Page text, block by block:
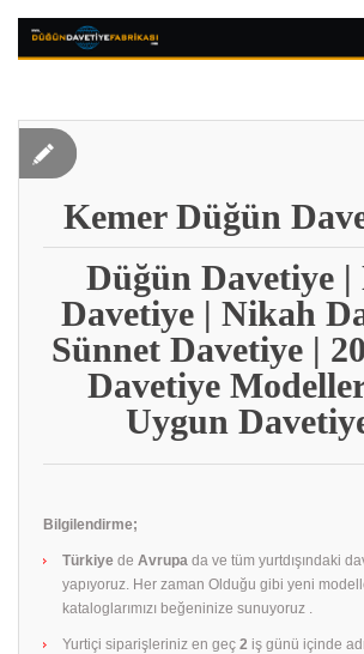
Kemer Düğün
Düğün Davetiye |
Davetiye | Nikah
Sünnet Davetiye |
Davetiye
Uygun
Bilgilendirme;
Türkiye de Avrupa da ve tüm yurtdışındaki
yapıyoruz. Her zaman Olduğu gibi yeni
kataloglarımızı beğeninize sunuyoruz .
Yurtiçi siparişleriniz en geç 2 iş günü içinde